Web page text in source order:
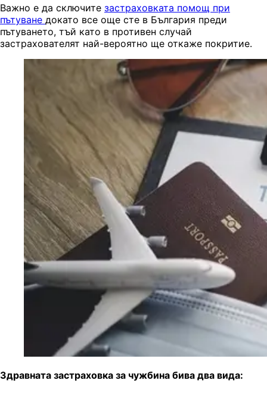
Важно е да сключите застраховката помощ при
пътуване докато все още сте в България преди
пътуването, тъй като в противен случай
застрахователят най-вероятно ще откаже покритие.
Здравната застраховка за чужбина бива два вида: